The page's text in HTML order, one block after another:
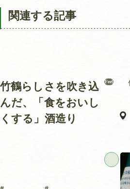
関連する記事
竹鶴らしさを吹き込
んだ、「食をおいし
くする」酒造り
Feel